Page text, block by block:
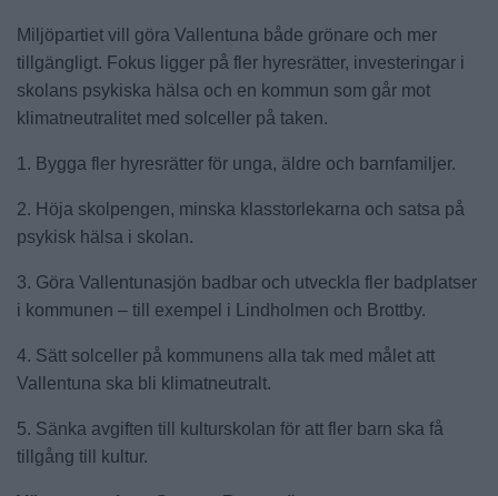
Miljöpartiet vill göra Vallentuna både grönare och mer
tillgängligt. Fokus ligger på fler hyresrätter, investeringar i
skolans psykiska hälsa och en kommun som går mot
klimatneutralitet med solceller på taken.
1. Bygga fler hyresrätter för unga, äldre och barnfamiljer.
2. Höja skolpengen, minska klasstorlekarna och satsa på
psykisk hälsa i skolan.
3. Göra Vallentunasjön badbar och utveckla fler badplatser
i kommunen – till exempel i Lindholmen och Brottby.
4. Sätt solceller på kommunens alla tak med målet att
Vallentuna ska bli klimatneutralt.
5. Sänka avgiften till kulturskolan för att fler barn ska få
tillgång till kultur.